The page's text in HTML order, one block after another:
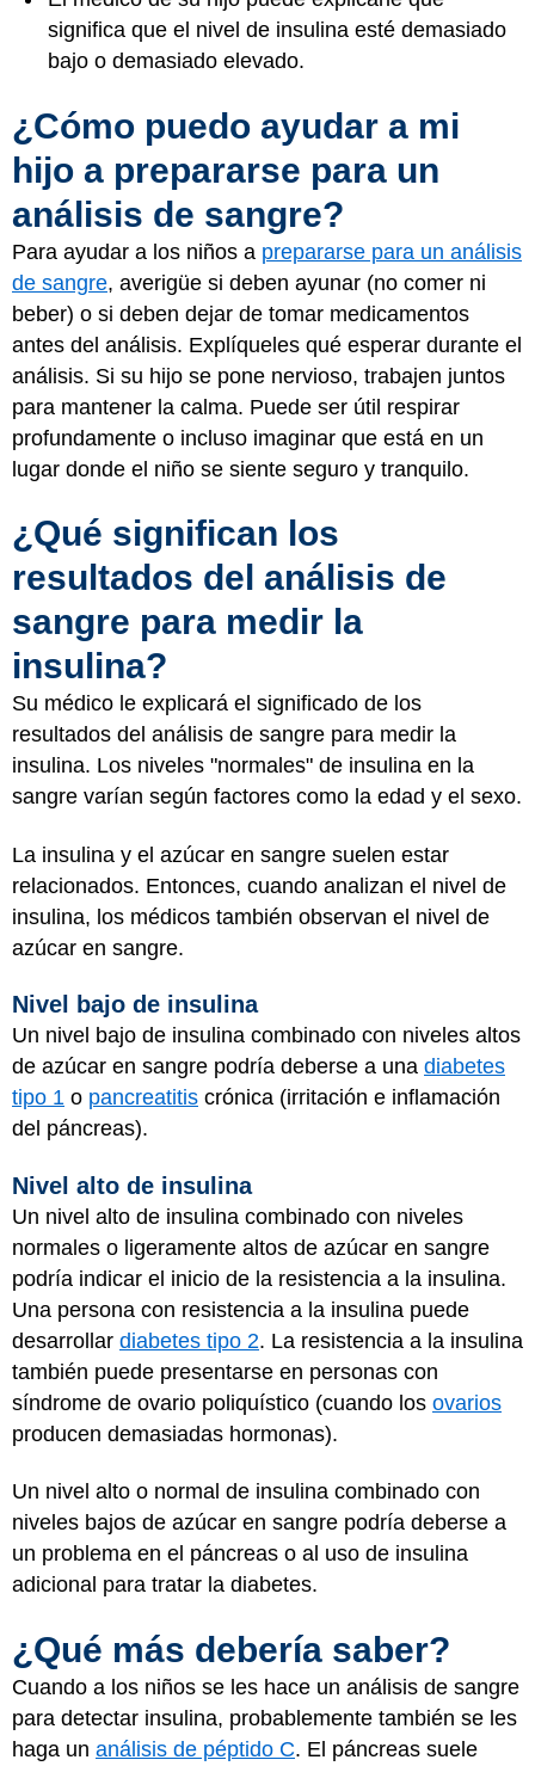
significa que el nivel de insulina esté demasiado
bajo o demasiado elevado.
¿Cómo puedo ayudar a mi
hijo a prepararse para un
análisis de sangre?
Para ayudar a los niños a prepararse para un análisis
de sangre, averigüe si deben ayunar (no comer ni
beber) o si deben dejar de tomar medicamentos
antes del análisis. Explíqueles qué esperar durante el
análisis. Si su hijo se pone nervioso, trabajen juntos
para mantener la calma. Puede ser útil respirar
profundamente o incluso imaginar que está en un
lugar donde el niño se siente seguro y tranquilo.
¿Qué significan los
resultados del análisis de
sangre para medir la
insulina?
Su médico le explicará el significado de los
resultados del análisis de sangre para medir la
insulina. Los niveles "normales" de insulina en la
sangre varían según factores como la edad y el sexo.
La insulina y el azúcar en sangre suelen estar
relacionados. Entonces, cuando analizan el nivel de
insulina, los médicos también observan el nivel de
azúcar en sangre.
Nivel bajo de insulina
Un nivel bajo de insulina combinado con niveles altos
de azúcar en sangre podría deberse a una diabetes
tipo 1 o pancreatitis crónica (irritación e inflamación
del páncreas).
Nivel alto de insulina
Un nivel alto de insulina combinado con niveles
normales o ligeramente altos de azúcar en sangre
podría indicar el inicio de la resistencia a la insulina.
Una persona con resistencia a la insulina puede
desarrollar diabetes tipo 2. La resistencia a la insulina
también puede presentarse en personas con
síndrome de ovario poliquístico (cuando los ovarios
producen demasiadas hormonas).
Un nivel alto o normal de insulina combinado con
niveles bajos de azúcar en sangre podría deberse a
un problema en el páncreas o al uso de insulina
adicional para tratar la diabetes.
¿Qué más debería saber?
Cuando a los niños se les hace un análisis de sangre
para detectar insulina, probablemente también se les
haga un análisis de péptido C. El páncreas suele